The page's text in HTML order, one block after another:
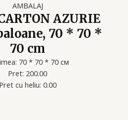
AMBALAJ
AZURIE
70 * 70 *
70 cm
70 * 70 * 70 см
Pret: 200.00
Pret cu heliu: 0.00